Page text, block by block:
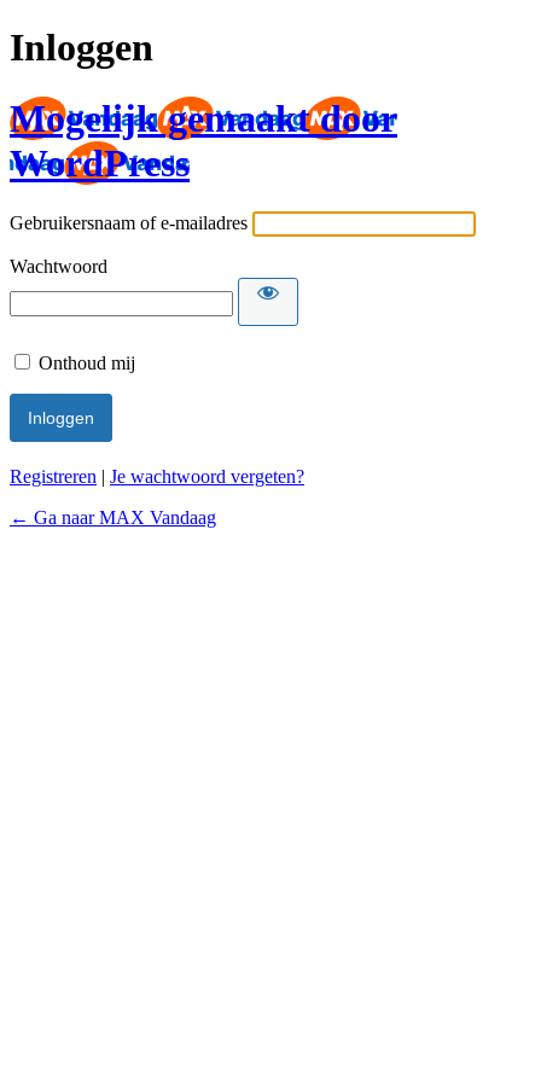
Inloggen
Mogelijk gemaakt door
WordPress
Gebruikersnaam of e-mailadres
Wachtwoord
Onthoud mij
Registreren | Je wachtwoord vergeten?
← Ga naar MAX Vandaag